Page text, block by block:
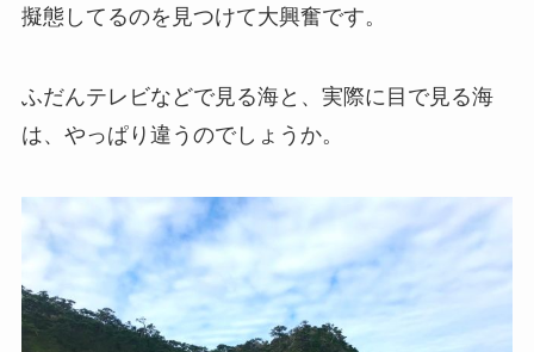
擬態してるのを見つけて大興奮です。
ふだんテレビなどで見る海と、実際に目で見る海
は、やっぱり違うのでしょうか。